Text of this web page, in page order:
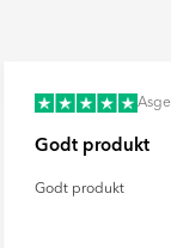
Godt produkt
Godt produkt